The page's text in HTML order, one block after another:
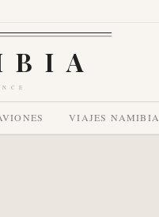
VIAJES NAMIBIA